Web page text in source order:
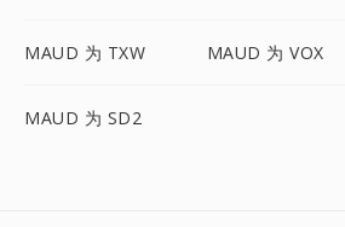
MAUD 为 TXW MAUD 为 VOX
MAUD 为 SD2